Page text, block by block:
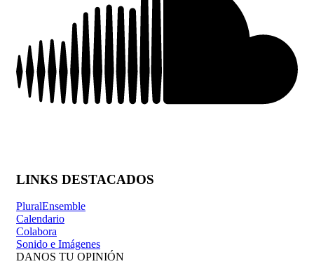
LINKS DESTACADOS
PluralEnsemble
Calendario
Colabora
Sonido e Imágenes
DANOS TU OPINIÓN